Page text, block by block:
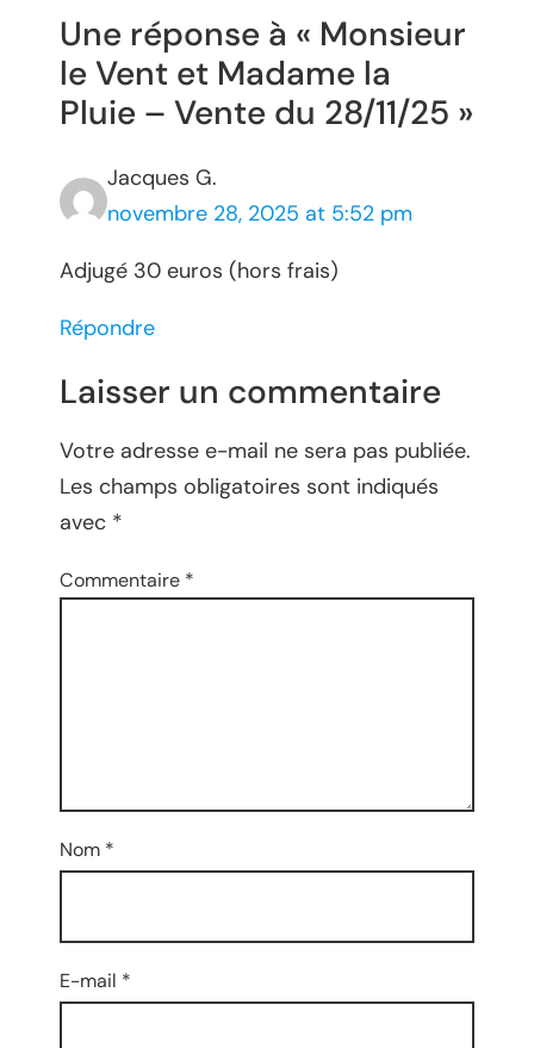
Une réponse à « Monsieur
le Vent et Madame la
Pluie – Vente du 28/11/25 »
Jacques G.
novembre 28, 2025 at 5:52 pm
Adjugé 30 euros (hors frais)
Répondre
Laisser un commentaire
Votre adresse e-mail ne sera pas publiée.
Les champs obligatoires sont indiqués
avec *
Commentaire *
Nom *
E-mail *